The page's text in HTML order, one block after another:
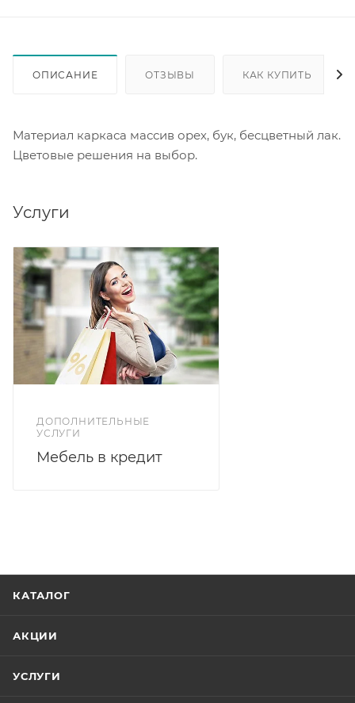
ОПИСАНИЕ ОТЗЫВЫ КАК КУПИТЬ
Материал каркаса массив орех, бук, бесцветный лак.
Цветовые решения на выбор.
Услуги
ДОПОЛНИТЕЛЬНЫЕ
УСЛУГИ
Мебель в кредит
КАТАЛОГ
АКЦИИ
УСЛУГИ